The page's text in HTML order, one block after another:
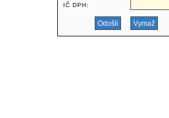
IČ DPH: